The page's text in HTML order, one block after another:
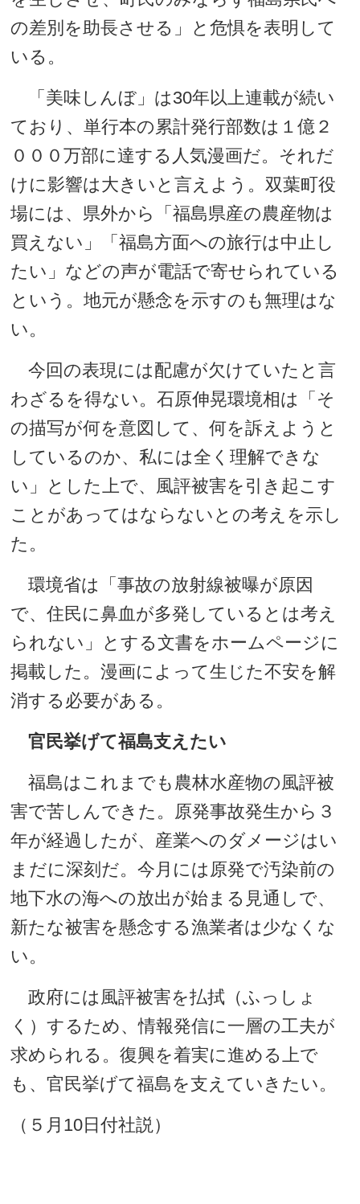
の差別を助長させる」と危惧を表明して
いる。
「美味しんぼ」は30年以上連載が続い
ており、単行本の累計発行部数は１億２
０００万部に達する人気漫画だ。それだ
けに影響は大きいと言えよう。双葉町役
場には、県外から「福島県産の農産物は
買えない」「福島方面への旅行は中止し
たい」などの声が電話で寄せられている
という。地元が懸念を示すのも無理はな
い。
今回の表現には配慮が欠けていたと言
わざるを得ない。石原伸晃環境相は「そ
の描写が何を意図して、何を訴えようと
しているのか、私には全く理解できな
い」とした上で、風評被害を引き起こす
ことがあってはならないとの考えを示し
た。
環境省は「事故の放射線被曝が原因
で、住民に鼻血が多発しているとは考え
られない」とする文書をホームページに
掲載した。漫画によって生じた不安を解
消する必要がある。
官民挙げて福島支えたい
福島はこれまでも農林水産物の風評被
害で苦しんできた。原発事故発生から３
年が経過したが、産業へのダメージはい
まだに深刻だ。今月には原発で汚染前の
地下水の海への放出が始まる見通しで、
新たな被害を懸念する漁業者は少なくな
い。
政府には風評被害を払拭（ふっしょ
く）するため、情報発信に一層の工夫が
求められる。復興を着実に進める上で
も、官民挙げて福島を支えていきたい。
（５月10日付社説）